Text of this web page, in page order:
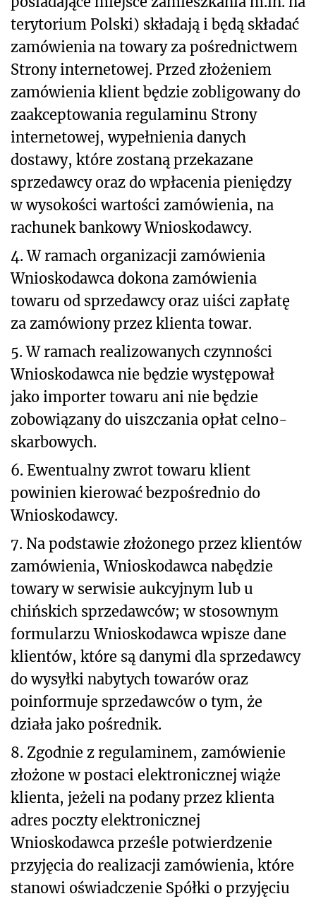
terytorium Polski) składają i będą składać
zamówienia na towary za pośrednictwem
Strony internetowej. Przed złożeniem
zamówienia klient będzie zobligowany do
zaakceptowania regulaminu Strony
internetowej, wypełnienia danych
dostawy, które zostaną przekazane
sprzedawcy oraz do wpłacenia pieniędzy
w wysokości wartości zamówienia, na
rachunek bankowy Wnioskodawcy.
4. W ramach organizacji zamówienia
Wnioskodawca dokona zamówienia
towaru od sprzedawcy oraz uiści zapłatę
za zamówiony przez klienta towar.
5. W ramach realizowanych czynności
Wnioskodawca nie będzie występował
jako importer towaru ani nie będzie
zobowiązany do uiszczania opłat celno-
skarbowych.
6. Ewentualny zwrot towaru klient
powinien kierować bezpośrednio do
Wnioskodawcy.
7. Na podstawie złożonego przez klientów
zamówienia, Wnioskodawca nabędzie
towary w serwisie aukcyjnym lub u
chińskich sprzedawców; w stosownym
formularzu Wnioskodawca wpisze dane
klientów, które są danymi dla sprzedawcy
do wysyłki nabytych towarów oraz
poinformuje sprzedawców o tym, że
działa jako pośrednik.
8. Zgodnie z regulaminem, zamówienie
złożone w postaci elektronicznej wiąże
klienta, jeżeli na podany przez klienta
adres poczty elektronicznej
Wnioskodawca prześle potwierdzenie
przyjęcia do realizacji zamówienia, które
stanowi oświadczenie Spółki o przyjęciu